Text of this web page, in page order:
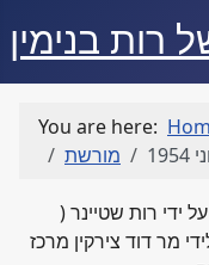
רות בנימין
You are here:
מורשת
יוני 1954 שהוכנו על ידי רות שטיינר (
מר דוד צירקין מרכז